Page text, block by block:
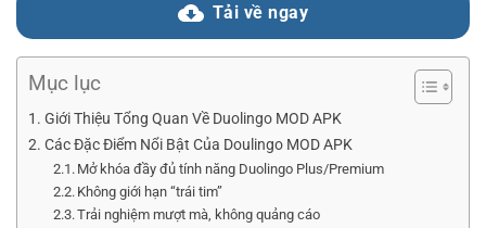
Tải về ngay
Mục lục
Giới Thiệu Tổng Quan Về Duolingo MOD APK
Các Đặc Điểm Nổi Bật Của Doulingo MOD APK
Mở khóa đầy đủ tính năng Duolingo Plus/Premium
Không giới hạn “trái tim”
Trải nghiệm mượt mà, không quảng cáo